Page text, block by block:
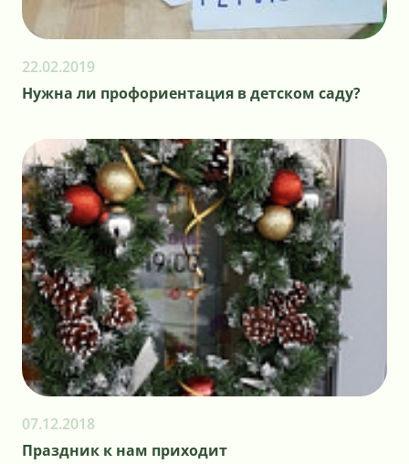
22.02.2019
Нужна ли профориентация в детском саду?
07.12.2018
Праздник к нам приходит